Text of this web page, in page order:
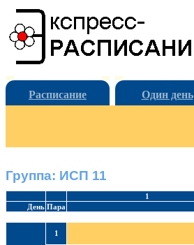
Расписание Один день
Группа: ИСП 11
1
День Пара
1